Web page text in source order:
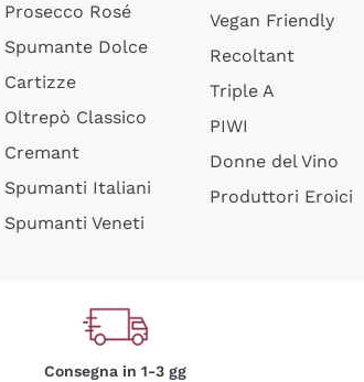
Prosecco Rosé
Spumante Dolce
Cartizze
Oltrepò Classico
Cremant
Spumanti Italiani
Spumanti Veneti
Vegan Friendly
Recoltant
Triple A
PIWI
Donne del Vino
Produttori Eroici
Consegna in 1-3 gg